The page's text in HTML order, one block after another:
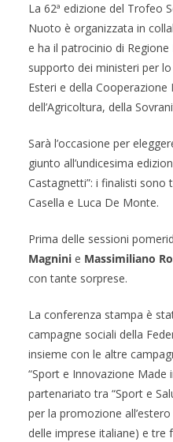
La 62ª edizione del Trofeo
Nuoto è organizzata in
e ha il patrocinio di
supporto dei ministeri per
Esteri e della Cooperazione
dell’Agricoltura, della
Sarà l’occasione per
giunto all’undicesima
Castagnetti”: i finalisti sono
Casella e Luca De Monte.
Prima delle sessioni
Magnini e Massimiliano
con tante sorprese.
La conferenza stampa è
campagne sociali della
insieme con le altre
“Sport e Innovazione Made
partenariato tra “Sport e
per la promozione
delle imprese italiane) e tre